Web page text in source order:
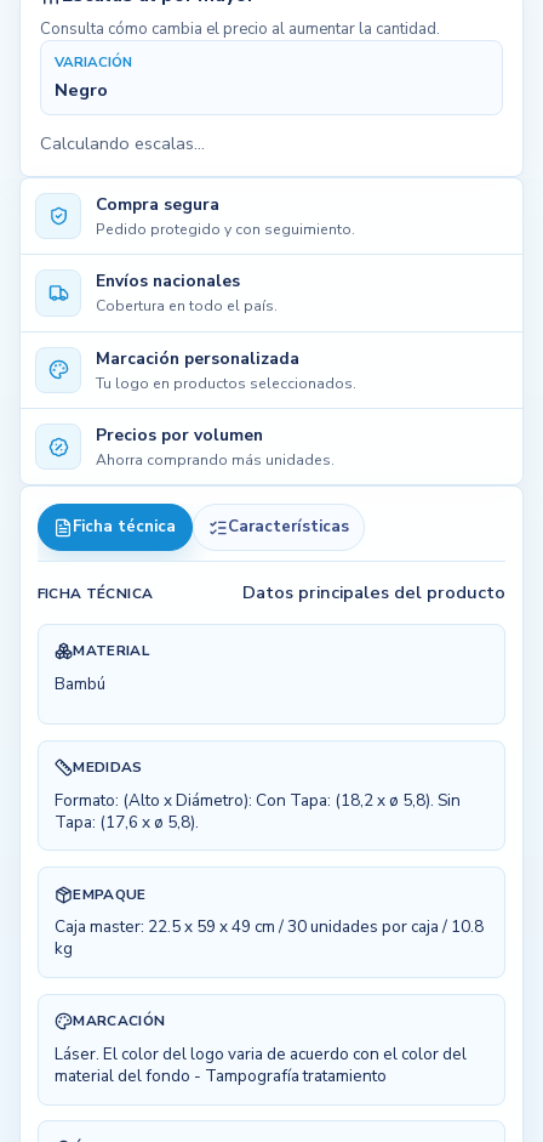
Compra segura
Pedido protegido y con seguimiento.
Envíos nacionales
Cobertura en todo el país.
Marcación personalizada
Tu logo en productos seleccionados.
Precios por volumen
Ahorra comprando más unidades.
Ficha técnica Características
FICHA TÉCNICA Datos principales del producto
MATERIAL
Bambú
MEDIDAS
Formato: (Alto x Diámetro): Con Tapa: (18,2 x ø 5,8). Sin
Tapa: (17,6 x ø 5,8).
EMPAQUE
Caja master: 22.5 x 59 x 49 cm / 30 unidades por caja / 10.8
kg
MARCACIÓN
Láser. El color del logo varia de acuerdo con el color del
material del fondo - Tampografía tratamiento
Consulta cómo cambia el precio al aumentar la cantidad.
VARIACIÓN
Negro
Calculando escalas...